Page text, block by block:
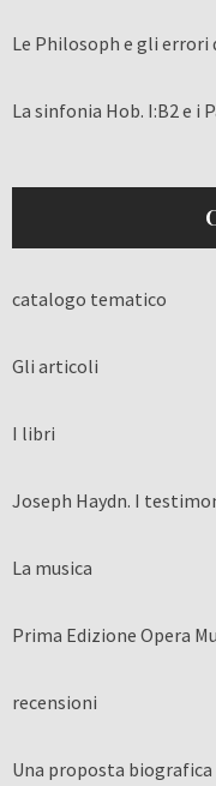
Le Philosoph e gli errori
La sinfonia Hob. I:B2 e i
catalogo tematico
Gli articoli
I libri
Joseph Haydn. I
La musica
Prima Edizione Opera
recensioni
Una proposta biografica